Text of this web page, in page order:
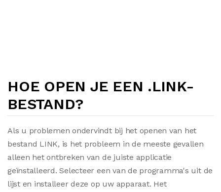
HOE OPEN JE EEN .LINK-
BESTAND?
Als u problemen ondervindt bij het openen van het
bestand LINK, is het probleem in de meeste gevallen
alleen het ontbreken van de juiste applicatie
geïnstalleerd. Selecteer een van de programma's uit de
lijst en installeer deze op uw apparaat. Het